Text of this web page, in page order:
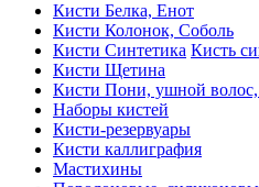
Кисти Белка, Енот
Кисти Колонок, Соболь
Кисти Синтетика Кисть
Кисти Щетина
Кисти Пони, ушной волос,
Наборы кистей
Кисти-резервуары
Кисти каллиграфия
Мастихины